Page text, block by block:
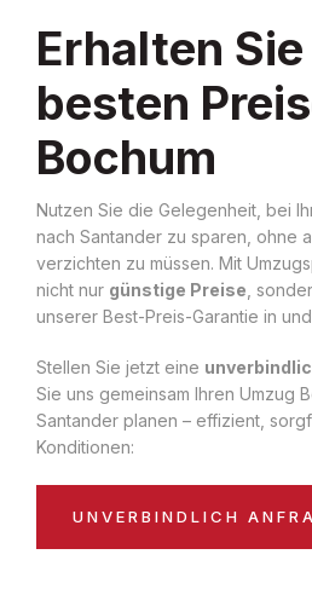
Erhalten
besten
Bochum
Nutzen Sie die Gelegenheit, bei
nach Santander zu sparen, ohne
verzichten zu müssen. Mit
nicht nur günstige Preise ,
unserer Best-Preis-Garantie in
Stellen Sie jetzt eine
Sie uns gemeinsam Ihren Umzug
Santander planen – effizient,
Konditionen:
UNVERBINDLICH